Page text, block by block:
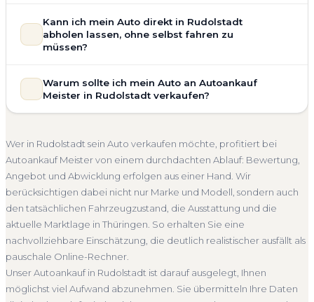
Bewertung ein. Anders als Online-Rechner berücksichtigen
wir den realen Zustand und die aktuelle Nachfrage für eine
Getriebeschaden
Faire Bewertung
Rudolstadt ist vollständig kostenlos und unverbindlich. Wir
prüfen Marke, Modell, Baujahr, Kilometerstand, Ausstattung,
Einschätzung, die nah am tatsächlichen Verkaufspreis liegt —
speziell für den Markt in Thüringen.
Kann ich mein Auto direkt in Rudolstadt
abholen lassen, ohne selbst fahren zu
müssen?
umfasst die kostenlose Abholung direkt an Ihrer Adresse —
egal ob zu Hause, am Arbeitsplatz oder an einem Treffpunkt
erfolgt direkt bei Übergabe, auf Wunsch übernehmen wir
auch die Abmeldung.
Abholung Rudolstadt Nicht fahrbereit
Barzahlung
Abmeldung inklusive
Warum sollte ich mein Auto an Autoankauf
Meister in Rudolstadt verkaufen?
deutschlandweit an — auch in Rudolstadt und ganz
Thüringen. Sie erhalten eine kostenlose Bewertung, ein
verbindliches Angebot und auf Wunsch den kompletten
Service von der Abholung bis zur Abmeldung. Über 4.800
zufriedene Kunden sprechen für sich.
Seit 2010 4.800+ Ankäufe
Komplettservice
Thüringen
Wer in Rudolstadt sein Auto verkaufen möchte, profitiert bei
Autoankauf Meister von einem durchdachten Ablauf: Bewertung,
Angebot und Abwicklung erfolgen aus einer Hand. Wir
berücksichtigen dabei nicht nur Marke und Modell, sondern auch
den tatsächlichen Fahrzeugzustand, die Ausstattung und die
aktuelle Marktlage in Thüringen. So erhalten Sie eine
nachvollziehbare Einschätzung, die deutlich realistischer ausfällt als
pauschale Online-Rechner.
Unser Autoankauf in Rudolstadt ist darauf ausgelegt, Ihnen
möglichst viel Aufwand abzunehmen. Sie übermitteln Ihre Daten